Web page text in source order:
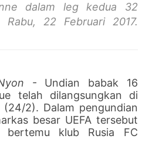
dalam leg kedua 32
Rabu, 22 Februari 2017.
- Undian babak 16
telah dilangsungkan di
2). Dalam pengundian
besar UEFA tersebut
bertemu klub Rusia FC